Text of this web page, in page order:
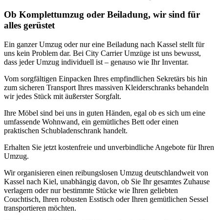
Ob Komplettumzug oder Beiladung, wir sind für
alles gerüstet
Ein ganzer Umzug oder nur eine Beiladung nach Kassel stellt für
uns kein Problem dar. Bei City Carrier Umzüge ist uns bewusst,
dass jeder Umzug individuell ist – genauso wie Ihr Inventar.
Vom sorgfältigen Einpacken Ihres empfindlichen Sekretärs bis hin
zum sicheren Transport Ihres massiven Kleiderschranks behandeln
wir jedes Stück mit äußerster Sorgfalt.
Ihre Möbel sind bei uns in guten Händen, egal ob es sich um eine
umfassende Wohnwand, ein gemütliches Bett oder einen
praktischen Schubladenschrank handelt.
Erhalten Sie jetzt kostenfreie und unverbindliche Angebote für Ihren
Umzug.
Wir organisieren einen reibungslosen Umzug deutschlandweit von
Kassel nach Kiel, unabhängig davon, ob Sie Ihr gesamtes Zuhause
verlagern oder nur bestimmte Stücke wie Ihren geliebten
Couchtisch, Ihren robusten Esstisch oder Ihren gemütlichen Sessel
transportieren möchten.